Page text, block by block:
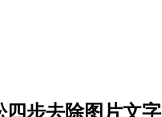
四步去除图片文字